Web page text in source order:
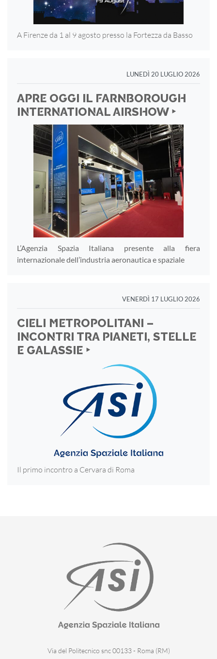
A Firenze da 1 al 9 agosto presso la Fortezza da Basso
LUNEDÌ 20 LUGLIO 2026
APRE OGGI IL FARNBOROUGH
INTERNATIONAL AIRSHOW ‣
L’Agenzia Spazia Italiana presente alla fiera
internazionale dell’industria aeronautica e spaziale
VENERDÌ 17 LUGLIO 2026
CIELI METROPOLITANI –
INCONTRI TRA PIANETI, STELLE
E GALASSIE ‣
Il primo incontro a Cervara di Roma
Via del Politecnico snc 00133 - Roma (RM)